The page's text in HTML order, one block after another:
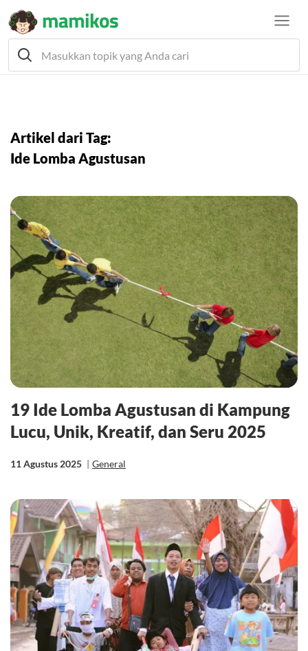
Artikel dari Tag:
Ide Lomba Agustusan
19 Ide Lomba Agustusan di Kampung
Lucu, Unik, Kreatif, dan Seru 2025
11 Agustus 2025 | General